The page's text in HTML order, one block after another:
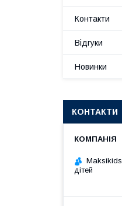
Контакти
Відгуки
Новинки
КОНТАКТИ
дітей